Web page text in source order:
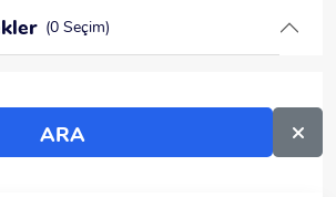
(0 Seçim)